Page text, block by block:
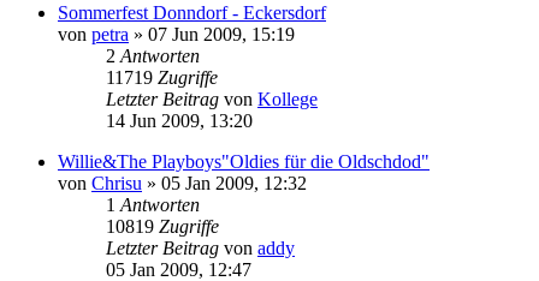
Sommerfest Donndorf - Eckersdorf
von petra » 07 Jun 2009, 15:19
2 Antworten
11719 Zugriffe
Letzter Beitrag von Kollege
14 Jun 2009, 13:20
Willie&The Playboys"Oldies für die Oldschdod"
von Chrisu » 05 Jan 2009, 12:32
1 Antworten
10819 Zugriffe
Letzter Beitrag von addy
05 Jan 2009, 12:47